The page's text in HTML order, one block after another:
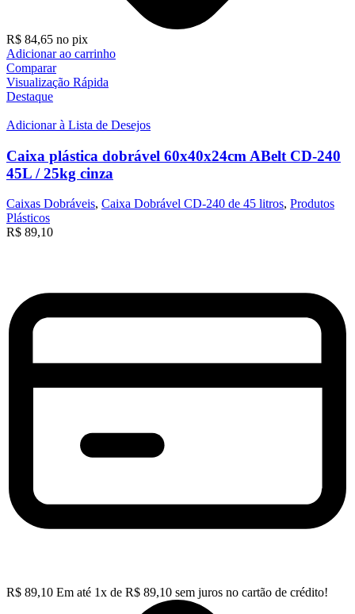
R$ 84,65 no pix
Adicionar ao carrinho
Comparar
Visualização Rápida
Destaque
Adicionar à Lista de Desejos
Caixa plástica dobrável 60x40x24cm ABelt CD-240
45L / 25kg cinza
Caixas Dobráveis, Caixa Dobrável CD-240 de 45 litros, Produtos
Plásticos
R$ 89,10
R$ 89,10 Em até 1x de R$ 89,10 sem juros no cartão de crédito!